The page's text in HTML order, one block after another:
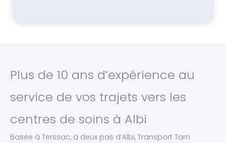
Plus de 10 ans d’expérience au
service de vos trajets vers les
centres de soins à Albi
Basée à Terssac, à deux pas d’Albi, Transport Tarn